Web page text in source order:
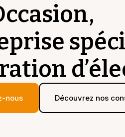
nous Découvrez nos